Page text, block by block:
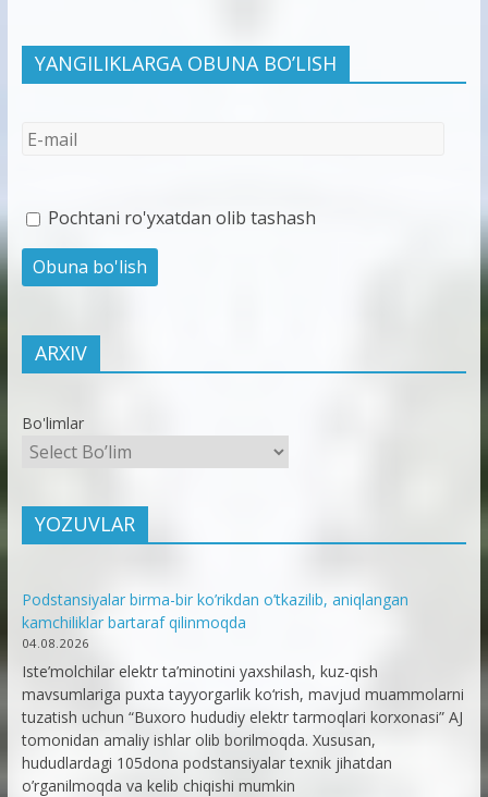
YANGILIKLARGA OBUNA BO’LISH
Pochtani ro'yxatdan olib tashash
ARXIV
Bo'limlar
YOZUVLAR
Podstansiyalar birma-bir ko’rikdan o’tkazilib, aniqlangan
kamchiliklar bartaraf qilinmoqda
04.08.2026
Iste’molchilar elektr ta’minotini yaxshilash, kuz-qish
mavsumlariga puxta tayyorgarlik ko‘rish, mavjud muammolarni
tuzatish uchun “Buxoro hududiy elektr tarmoqlari korxonasi” AJ
tomonidan amaliy ishlar olib borilmoqda. Xususan,
hududlardagi 105dona podstansiyalar texnik jihatdan
o’rganilmoqda va kelib chiqishi mumkin